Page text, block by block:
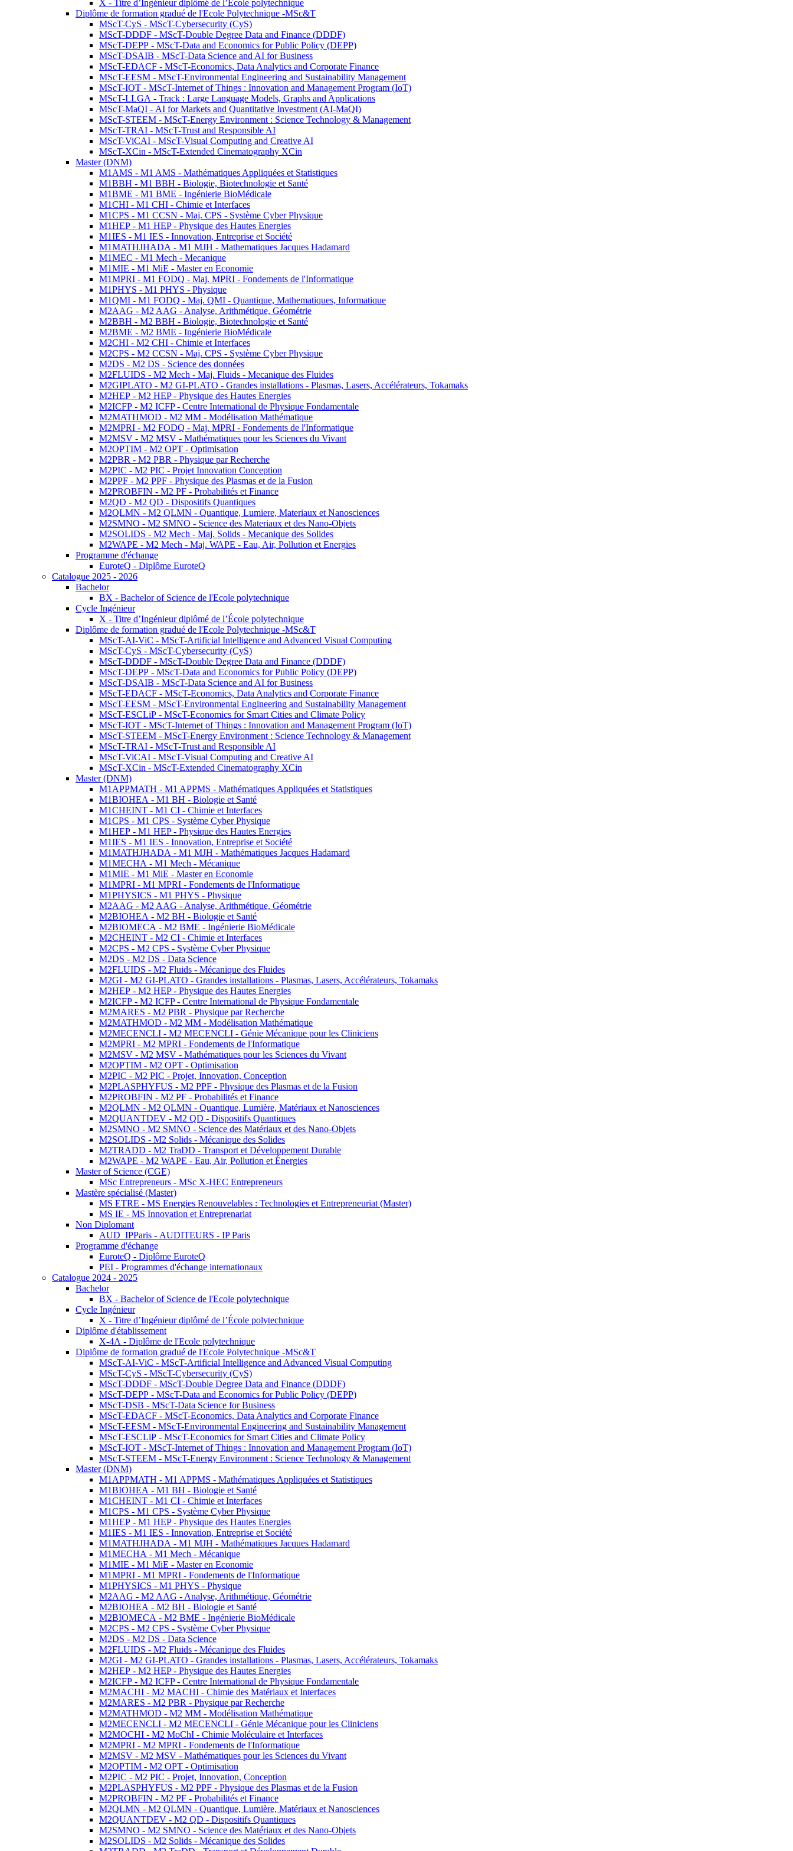
X - Titre d’Ingénieur diplômé de l’École polytechnique
Diplôme de formation gradué de l'Ecole Polytechnique -MSc&T
MScT-CyS - MScT-Cybersecurity (CyS)
MScT-DDDF - MScT-Double Degree Data and Finance (DDDF)
MScT-DEPP - MScT-Data and Economics for Public Policy (DEPP)
MScT-DSAIB - MScT-Data Science and AI for Business
MScT-EDACF - MScT-Economics, Data Analytics and Corporate Finance
MScT-EESM - MScT-Environmental Engineering and Sustainability Management
MScT-IOT - MScT-Internet of Things : Innovation and Management Program (IoT)
MScT-LLGA - Track : Large Language Models, Graphs and Applications
MScT-MaQI - AI for Markets and Quantitative Investment (AI-MaQI)
MScT-STEEM - MScT-Energy Environment : Science Technology & Management
MScT-TRAI - MScT-Trust and Responsible AI
MScT-ViCAI - MScT-Visual Computing and Creative AI
MScT-XCin - MScT-Extended Cinematography XCin
Master (DNM)
M1AMS - M1 AMS - Mathématiques Appliquées et Statistiques
M1BBH - M1 BBH - Biologie, Biotechnologie et Santé
M1BME - M1 BME - Ingénierie BioMédicale
M1CHI - M1 CHI - Chimie et Interfaces
M1CPS - M1 CCSN - Maj. CPS - Système Cyber Physique
M1HEP - M1 HEP - Physique des Hautes Energies
M1IES - M1 IES - Innovation, Entreprise et Société
M1MATHJHADA - M1 MJH - Mathematiques Jacques Hadamard
M1MEC - M1 Mech - Mecanique
M1MIE - M1 MiE - Master en Economie
M1MPRI - M1 FODQ - Maj. MPRI - Fondements de l'Informatique
M1PHYS - M1 PHYS - Physique
M1QMI - M1 FODQ - Maj. QMI - Quantique, Mathematiques, Informatique
M2AAG - M2 AAG - Analyse, Arithmétique, Géométrie
M2BBH - M2 BBH - Biologie, Biotechnologie et Santé
M2BME - M2 BME - Ingénierie BioMédicale
M2CHI - M2 CHI - Chimie et Interfaces
M2CPS - M2 CCSN - Maj. CPS - Système Cyber Physique
M2DS - M2 DS - Science des données
M2FLUIDS - M2 Mech - Maj. Fluids - Mecanique des Fluides
M2GIPLATO - M2 GI-PLATO - Grandes installations - Plasmas, Lasers, Accélérateurs, Tokamaks
M2HEP - M2 HEP - Physique des Hautes Energies
M2ICFP - M2 ICFP - Centre International de Physique Fondamentale
M2MATHMOD - M2 MM - Modélisation Mathématique
M2MPRI - M2 FODQ - Maj. MPRI - Fondements de l'Informatique
M2MSV - M2 MSV - Mathématiques pour les Sciences du Vivant
M2OPTIM - M2 OPT - Optimisation
M2PBR - M2 PBR - Physique par Recherche
M2PIC - M2 PIC - Projet Innovation Conception
M2PPF - M2 PPF - Physique des Plasmas et de la Fusion
M2PROBFIN - M2 PF - Probabilités et Finance
M2QD - M2 QD - Dispositifs Quantiques
M2QLMN - M2 QLMN - Quantique, Lumiere, Materiaux et Nanosciences
M2SMNO - M2 SMNO - Science des Materiaux et des Nano-Objets
M2SOLIDS - M2 Mech - Maj. Solids - Mecanique des Solides
M2WAPE - M2 Mech - Maj. WAPE - Eau, Air, Pollution et Energies
Programme d'échange
EuroteQ - Diplôme EuroteQ
Catalogue 2025 - 2026
Bachelor
BX - Bachelor of Science de l'Ecole polytechnique
Cycle Ingénieur
X - Titre d’Ingénieur diplômé de l’École polytechnique
Diplôme de formation gradué de l'Ecole Polytechnique -MSc&T
MScT-AI-ViC - MScT-Artificial Intelligence and Advanced Visual Computing
MScT-CyS - MScT-Cybersecurity (CyS)
MScT-DDDF - MScT-Double Degree Data and Finance (DDDF)
MScT-DEPP - MScT-Data and Economics for Public Policy (DEPP)
MScT-DSAIB - MScT-Data Science and AI for Business
MScT-EDACF - MScT-Economics, Data Analytics and Corporate Finance
MScT-EESM - MScT-Environmental Engineering and Sustainability Management
MScT-ESCLiP - MScT-Economics for Smart Cities and Climate Policy
MScT-IOT - MScT-Internet of Things : Innovation and Management Program (IoT)
MScT-STEEM - MScT-Energy Environment : Science Technology & Management
MScT-TRAI - MScT-Trust and Responsible AI
MScT-ViCAI - MScT-Visual Computing and Creative AI
MScT-XCin - MScT-Extended Cinematography XCin
Master (DNM)
M1APPMATH - M1 APPMS - Mathématiques Appliquées et Statistiques
M1BIOHEA - M1 BH - Biologie et Santé
M1CHEINT - M1 CI - Chimie et Interfaces
M1CPS - M1 CPS - Système Cyber Physique
M1HEP - M1 HEP - Physique des Hautes Energies
M1IES - M1 IES - Innovation, Entreprise et Société
M1MATHJHADA - M1 MJH - Mathématiques Jacques Hadamard
M1MECHA - M1 Mech - Mécanique
M1MIE - M1 MiE - Master en Economie
M1MPRI - M1 MPRI - Fondements de l'Informatique
M1PHYSICS - M1 PHYS - Physique
M2AAG - M2 AAG - Analyse, Arithmétique, Géométrie
M2BIOHEA - M2 BH - Biologie et Santé
M2BIOMECA - M2 BME - Ingénierie BioMédicale
M2CHEINT - M2 CI - Chimie et Interfaces
M2CPS - M2 CPS - Système Cyber Physique
M2DS - M2 DS - Data Science
M2FLUIDS - M2 Fluids - Mécanique des Fluides
M2GI - M2 GI-PLATO - Grandes installations - Plasmas, Lasers, Accélérateurs, Tokamaks
M2HEP - M2 HEP - Physique des Hautes Energies
M2ICFP - M2 ICFP - Centre International de Physique Fondamentale
M2MARES - M2 PBR - Physique par Recherche
M2MATHMOD - M2 MM - Modélisation Mathématique
M2MECENCLI - M2 MECENCLI - Génie Mécanique pour les Cliniciens
M2MPRI - M2 MPRI - Fondements de l'Informatique
M2MSV - M2 MSV - Mathématiques pour les Sciences du Vivant
M2OPTIM - M2 OPT - Optimisation
M2PIC - M2 PIC - Projet, Innovation, Conception
M2PLASPHYFUS - M2 PPF - Physique des Plasmas et de la Fusion
M2PROBFIN - M2 PF - Probabilités et Finance
M2QLMN - M2 QLMN - Quantique, Lumière, Matériaux et Nanosciences
M2QUANTDEV - M2 QD - Dispositifs Quantiques
M2SMNO - M2 SMNO - Science des Matériaux et des Nano-Objets
M2SOLIDS - M2 Solids - Mécanique des Solides
M2TRADD - M2 TraDD - Transport et Développement Durable
M2WAPE - M2 WAPE - Eau, Air, Pollution et Énergies
Master of Science (CGE)
MSc Entrepreneurs - MSc X-HEC Entrepreneurs
Mastère spécialisé (Master)
MS ETRE - MS Energies Renouvelables : Technologies et Entrepreneuriat (Master)
MS IE - MS Innovation et Entreprenariat
Non Diplomant
AUD_IPParis - AUDITEURS - IP Paris
Programme d'échange
EuroteQ - Diplôme EuroteQ
PEI - Programmes d'échange internationaux
Catalogue 2024 - 2025
Bachelor
BX - Bachelor of Science de l'Ecole polytechnique
Cycle Ingénieur
X - Titre d’Ingénieur diplômé de l’École polytechnique
Diplôme d'établissement
X-4A - Diplôme de l'Ecole polytechnique
Diplôme de formation gradué de l'Ecole Polytechnique -MSc&T
MScT-AI-ViC - MScT-Artificial Intelligence and Advanced Visual Computing
MScT-CyS - MScT-Cybersecurity (CyS)
MScT-DDDF - MScT-Double Degree Data and Finance (DDDF)
MScT-DEPP - MScT-Data and Economics for Public Policy (DEPP)
MScT-DSB - MScT-Data Science for Business
MScT-EDACF - MScT-Economics, Data Analytics and Corporate Finance
MScT-EESM - MScT-Environmental Engineering and Sustainability Management
MScT-ESCLiP - MScT-Economics for Smart Cities and Climate Policy
MScT-IOT - MScT-Internet of Things : Innovation and Management Program (IoT)
MScT-STEEM - MScT-Energy Environment : Science Technology & Management
Master (DNM)
M1APPMATH - M1 APPMS - Mathématiques Appliquées et Statistiques
M1BIOHEA - M1 BH - Biologie et Santé
M1CHEINT - M1 CI - Chimie et Interfaces
M1CPS - M1 CPS - Système Cyber Physique
M1HEP - M1 HEP - Physique des Hautes Energies
M1IES - M1 IES - Innovation, Entreprise et Société
M1MATHJHADA - M1 MJH - Mathématiques Jacques Hadamard
M1MECHA - M1 Mech - Mécanique
M1MIE - M1 MiE - Master en Economie
M1MPRI - M1 MPRI - Fondements de l'Informatique
M1PHYSICS - M1 PHYS - Physique
M2AAG - M2 AAG - Analyse, Arithmétique, Géométrie
M2BIOHEA - M2 BH - Biologie et Santé
M2BIOMECA - M2 BME - Ingénierie BioMédicale
M2CPS - M2 CPS - Système Cyber Physique
M2DS - M2 DS - Data Science
M2FLUIDS - M2 Fluids - Mécanique des Fluides
M2GI - M2 GI-PLATO - Grandes installations - Plasmas, Lasers, Accélérateurs, Tokamaks
M2HEP - M2 HEP - Physique des Hautes Energies
M2ICFP - M2 ICFP - Centre International de Physique Fondamentale
M2MACHI - M2 MACHI - Chimie des Matériaux et Interfaces
M2MARES - M2 PBR - Physique par Recherche
M2MATHMOD - M2 MM - Modélisation Mathématique
M2MECENCLI - M2 MECENCLI - Génie Mécanique pour les Cliniciens
M2MOCHI - M2 MoChI - Chimie Moléculaire et Interfaces
M2MPRI - M2 MPRI - Fondements de l'Informatique
M2MSV - M2 MSV - Mathématiques pour les Sciences du Vivant
M2OPTIM - M2 OPT - Optimisation
M2PIC - M2 PIC - Projet, Innovation, Conception
M2PLASPHYFUS - M2 PPF - Physique des Plasmas et de la Fusion
M2PROBFIN - M2 PF - Probabilités et Finance
M2QLMN - M2 QLMN - Quantique, Lumière, Matériaux et Nanosciences
M2QUANTDEV - M2 QD - Dispositifs Quantiques
M2SMNO - M2 SMNO - Science des Matériaux et des Nano-Objets
M2SOLIDS - M2 Solids - Mécanique des Solides